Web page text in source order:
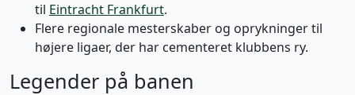
til Eintracht Frankfurt.
Flere regionale mesterskaber og oprykninger til
højere ligaer, der har cementeret klubbens ry.
Legender på banen